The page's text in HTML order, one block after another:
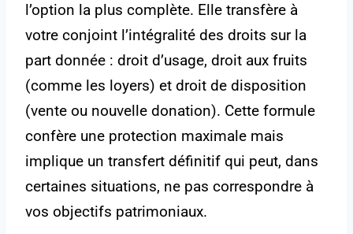
l’option la plus complète. Elle transfère à
votre conjoint l’intégralité des droits sur la
part donnée : droit d’usage, droit aux fruits
(comme les loyers) et droit de disposition
(vente ou nouvelle donation). Cette formule
confère une protection maximale mais
implique un transfert définitif qui peut, dans
certaines situations, ne pas correspondre à
vos objectifs patrimoniaux.